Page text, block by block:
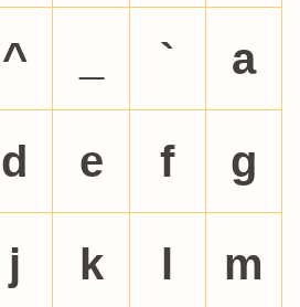
^ ` a
d e f g
j k l m